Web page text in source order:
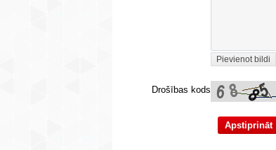
Pievienot bildi
Drošības kods